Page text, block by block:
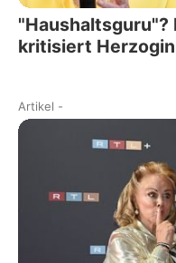
kritisiert
Artikel -